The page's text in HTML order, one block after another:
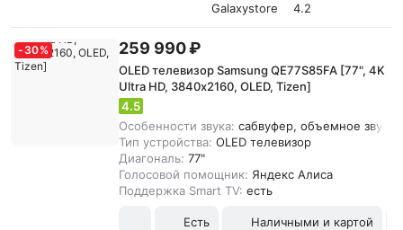
Galaxystore
4.2
- 30% 259 990 ₽
OLED телевизор Samsung QE77S85FA [77", 4K
Ultra HD, 3840х2160, OLED, Tizen]
4.5
Особенности звука: сабвуфер, объемное
Тип устройства: OLED телевизор
Диагональ: 77"
Голосовой помощник: Яндекс Алиса
Поддержка Smart TV: есть
Есть Наличными и картой